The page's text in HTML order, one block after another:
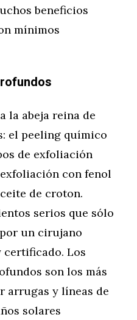
beneficios
mínimos
la abeja reina de
el peeling químico
de exfoliación
con fenol
de croton.
serios que sólo
un cirujano
Los
son los más
arrugas y líneas de
solares